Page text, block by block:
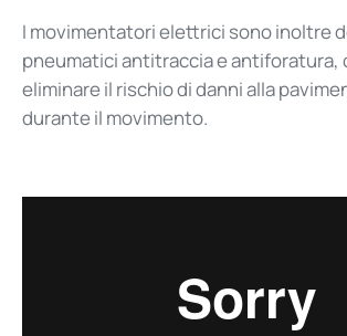
I movimentatori elettrici sono inoltre
pneumatici antitraccia e antiforatura,
eliminare il rischio di danni alla
durante il movimento.